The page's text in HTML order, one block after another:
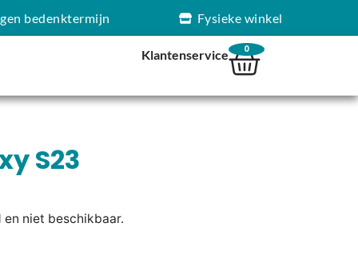
bedenktermijn Fysieke winkel
Klantenservice 0
S23
niet beschikbaar.